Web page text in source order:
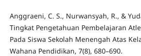
Anggraeni, C. S., Nurwansyah, R., &
Tingkat Pengetahuan Pembelajaran
Pada Siswa Sekolah Menengah Atas
Wahana Pendidikan, 7(8), 680–690.